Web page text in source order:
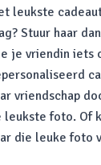
leukste
Stuur haar
je vriendin iets
vriendschap
foto. Of
die leuke foto